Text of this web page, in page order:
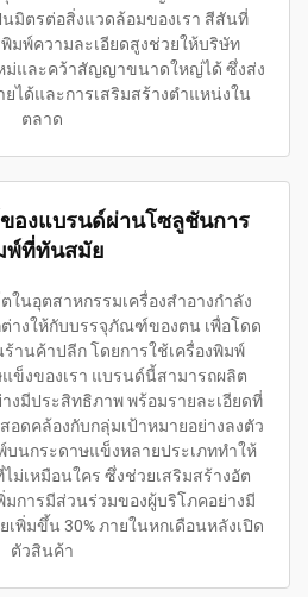
มิตรต่อสิ่งแวดล้อมของเรา สีสันที่
มพ์ความละเอียดสูงช่วยให้บริษัท
ม่และคว้าสัญญาขนาดใหญ่ได้ ซึ่งส่ง
ยได้และการเสริมสร้างตำแหน่งใน
ตลาด
องแบรนด์ผ่านโซลูชันการ
พ์ที่ทันสมัย
ในอุตสาหกรรมเครื่องสำอางกำลัง
างให้กับบรรจุภัณฑ์ของตน เพื่อโดด
านค้าปลีก โดยการใช้เครื่องพิมพ์
ข็งของเรา แบรนด์นี้สามารถผลิต
งมีประสิทธิภาพ พร้อมรายละเอียดที่
ดคล้องกับกลุ่มเป้าหมายอย่างลงตัว
บนกระดาษแข็งหลายประเภททำให้
เหมือนใคร ซึ่งช่วยเสริมสร้างอัต
การมีส่วนร่วมของผู้บริโภคอย่างมี
พิ่มขึ้น 30% ภายในหกเดือนหลังเปิด
ตัวสินค้า